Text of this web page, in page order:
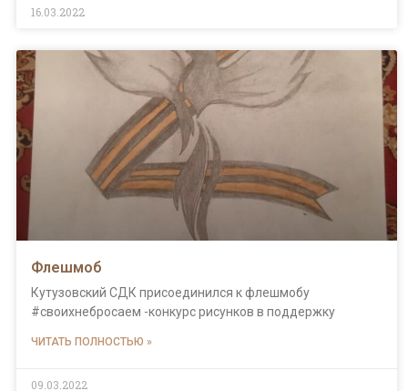
16.03.2022
Флешмоб
Кутузовский СДК присоединился к флешмобу
#своихнебросаем -конкурс рисунков в поддержку
ЧИТАТЬ ПОЛНОСТЬЮ »
09.03.2022